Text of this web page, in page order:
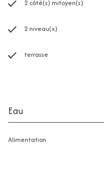
2 côté(s) mitoyen(s)
2 niveau(x)
terrasse
Eau
Alimentation